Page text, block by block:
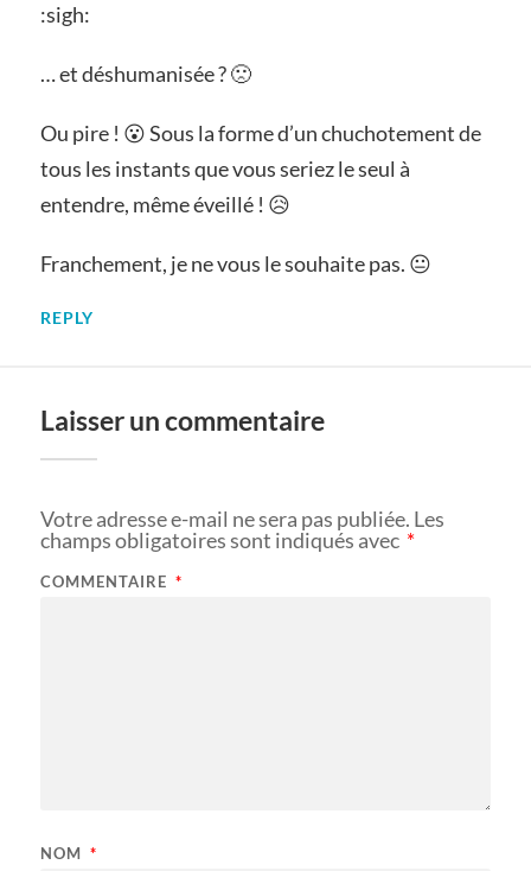
:sigh:
… et déshumanisée ? 🙁
Ou pire ! 😮 Sous la forme d’un chuchotement de
tous les instants que vous seriez le seul à
entendre, même éveillé ! 😥
Franchement, je ne vous le souhaite pas. 😐
REPLY
Laisser un commentaire
Votre adresse e-mail ne sera pas publiée. Les
champs obligatoires sont indiqués avec *
COMMENTAIRE *
NOM *